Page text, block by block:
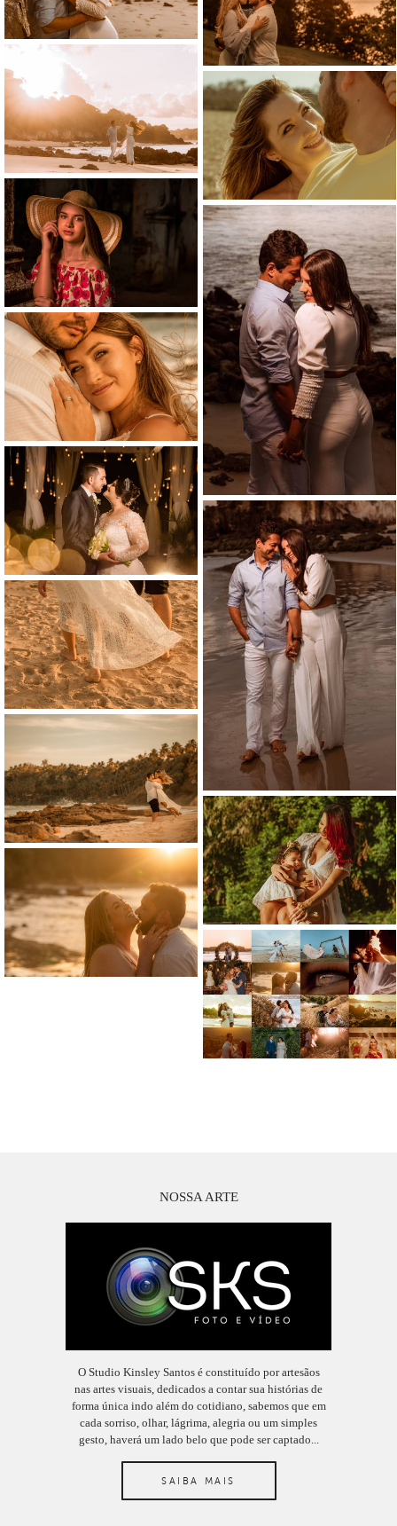
NOSSA ARTE
O Studio Kinsley Santos é constituído por artesãos
nas artes visuais, dedicados a contar sua histórias de
forma única indo além do cotidiano, sabemos que em
cada sorriso, olhar, lágrima, alegria ou um simples
gesto, haverá um lado belo que pode ser captado...
SAIBA MAIS